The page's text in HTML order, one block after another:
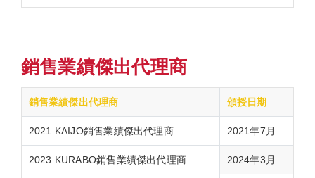
銷售業績傑出代理商
銷售業績傑出代理商 頒授日期
2021 KAIJO銷售業績傑出代理商 2021年7月
2023 KURABO銷售業績傑出代理商 2024年3月